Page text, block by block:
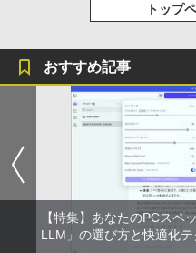
トップ
おすすめ記事
【特集】あなたのPCスペ
LLM」の選び方と快適化テ